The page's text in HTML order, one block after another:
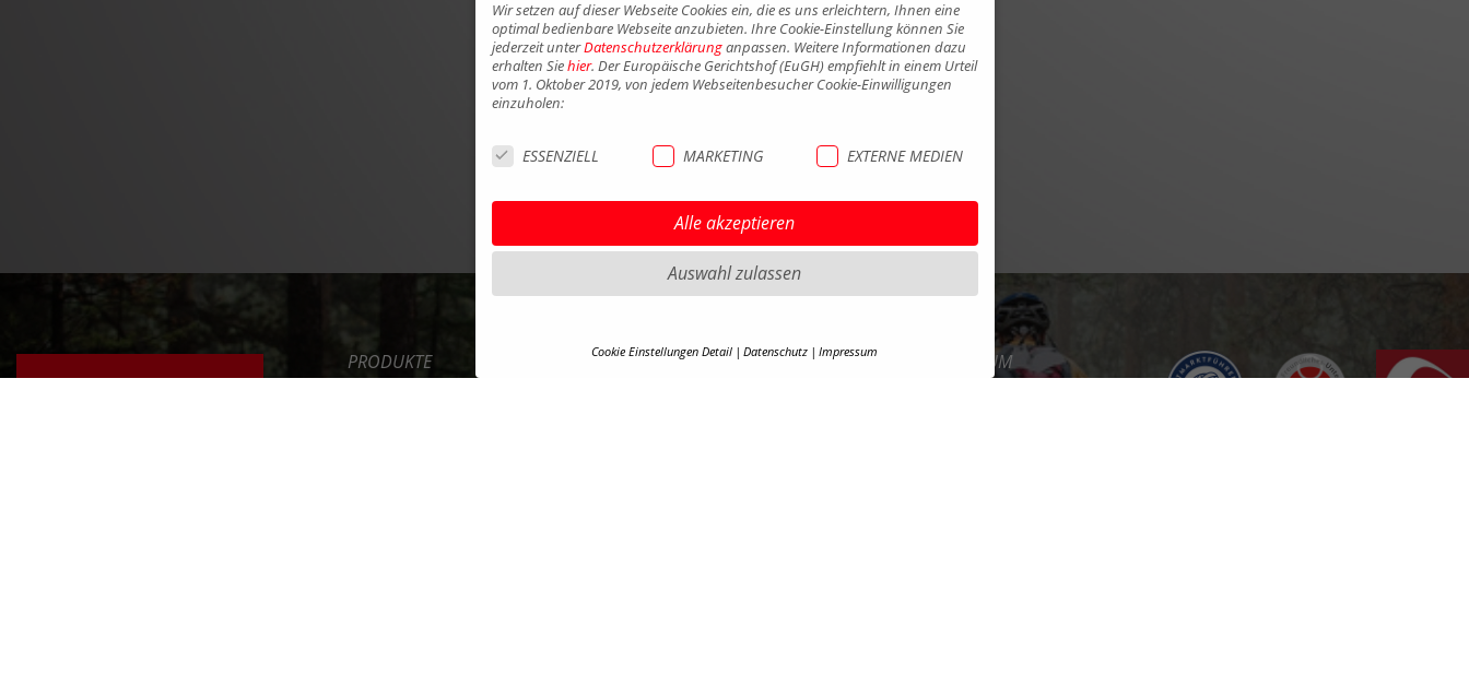
PRODUKTE
HIGHLIGHTS MTB
IMPRESSUM
Wir setzen auf dieser Webseite Cookies ein, die es uns erleichtern, Ihnen eine
optimal bedienbare Webseite anzubieten. Ihre Cookie-Einstellung können Sie
jederzeit unterDatenschutzerklärunganpassen. Weitere Informationen dazu
erhalten Siehier. Der Europäische Gerichtshof (EuGH) empfiehlt in einem Urteil
vom 1. Oktober 2019, von jedem Webseitenbesucher Cookie-Einwilligungen
einzuholen:
ESSENZIELL MARKETING EXTERNE MEDIEN
Alle akzeptieren
Auswahl zulassen
Cookie Einstellungen Detail Datenschutz Impressum